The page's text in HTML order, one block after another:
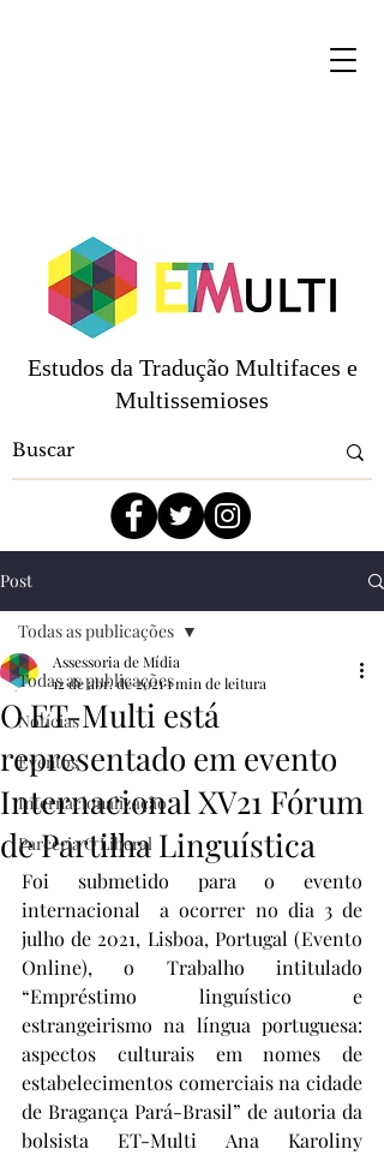
Estudos da Tradução Multifaces e
Multissemioses
Post
Todas as publicações
Notícias
Eventos
Internacionalização
Parceria O Liberal
Todas as publicações
O ET-Multi está
representado em evento
Internacional XV21 Fórum
de Partilha Linguística
Assessoria de Mídia
12 de abr. de 20211 min de leitura
Foi submetido para o evento
internacional  a ocorrer no dia 3 de
julho de 2021, Lisboa, Portugal (Evento
Online), o Trabalho intitulado
“Empréstimo linguístico e
estrangeirismo na língua portuguesa:
aspectos culturais em nomes de
estabelecimentos comerciais na cidade
de Bragança Pará-Brasil” de autoria da
bolsista ET-Multi Ana Karoliny